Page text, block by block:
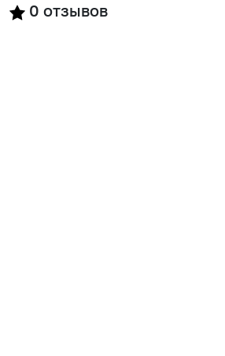
0 отзывов